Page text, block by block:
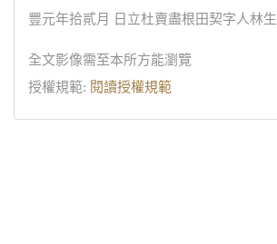
豐元年拾貳月 日立杜賣盡根田契字人林生
全文影像需至本所方能瀏覽
授權規範: 閱讀授權規範